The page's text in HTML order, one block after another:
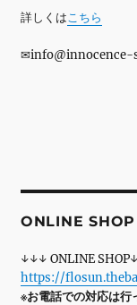
詳しくはこちら
✉info@innocence-
ONLINE SHOP
↓↓↓ ONLINE
https://
※お電話での対応は行